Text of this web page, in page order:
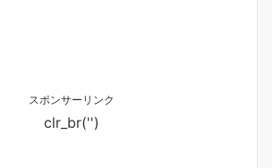
スポンサーリンク
clr_br('')